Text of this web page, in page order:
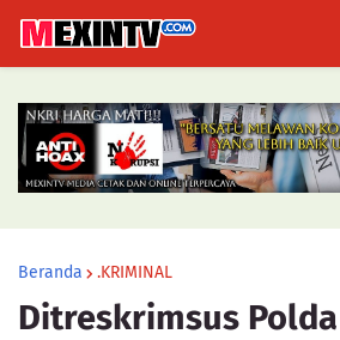
Beranda .KRIMINAL
Ditreskrimsus